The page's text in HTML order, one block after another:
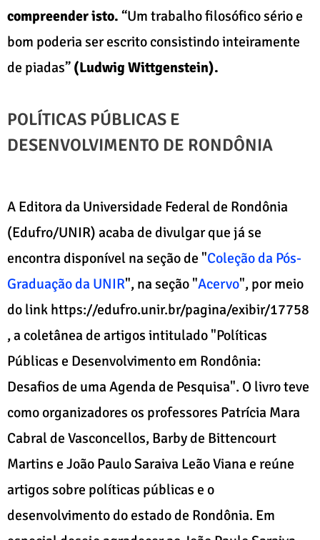
compreender isto. “Um trabalho filosófico sério e
bom poderia ser escrito consistindo inteiramente
de piadas” (Ludwig Wittgenstein).
POLÍTICAS PÚBLICAS E
DESENVOLVIMENTO DE RONDÔNIA
A Editora da Universidade Federal de Rondônia
(Edufro/UNIR) acaba de divulgar que já se
encontra disponível na seção de "Coleção da Pós-
Graduação da UNIR", na seção "Acervo", por meio
do link https://edufro.unir.br/pagina/exibir/17758
, a coletânea de artigos intitulado "Políticas
Públicas e Desenvolvimento em Rondônia:
Desafios de uma Agenda de Pesquisa". O livro teve
como organizadores os professores Patrícia Mara
Cabral de Vasconcellos, Barby de Bittencourt
Martins e João Paulo Saraiva Leão Viana e reúne
artigos sobre políticas públicas e o
desenvolvimento do estado de Rondônia. Em